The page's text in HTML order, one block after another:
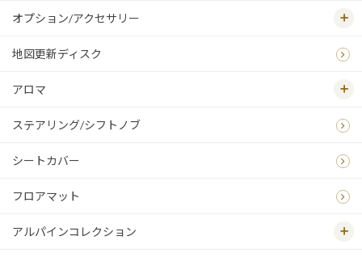
オプション/アクセサリー
地図更新ディスク
アロマ
ステアリング/シフトノブ
シートカバー
フロアマット
アルパインコレクション